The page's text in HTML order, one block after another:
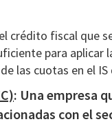
crédito fiscal que
para
las cuotas en el
: Una empresa
con el